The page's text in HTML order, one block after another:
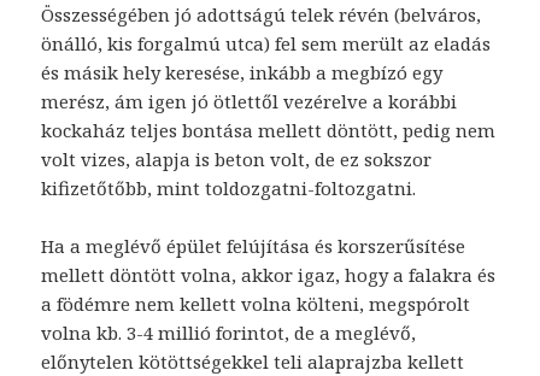
Összességében jó adottságú telek révén (belváros,
önálló, kis forgalmú utca) fel sem merült az eladás
és másik hely keresése, inkább a megbízó egy
merész, ám igen jó ötlettől vezérelve a korábbi
kockaház teljes bontása mellett döntött, pedig nem
volt vizes, alapja is beton volt, de ez sokszor
kifizetőtőbb, mint toldozgatni-foltozgatni.
Ha a meglévő épület felújítása és korszerűsítése
mellett döntött volna, akkor igaz, hogy a falakra és
a födémre nem kellett volna költeni, megspórolt
volna kb. 3-4 millió forintot, de a meglévő,
előnytelen kötöttségekkel teli alaprajzba kellett